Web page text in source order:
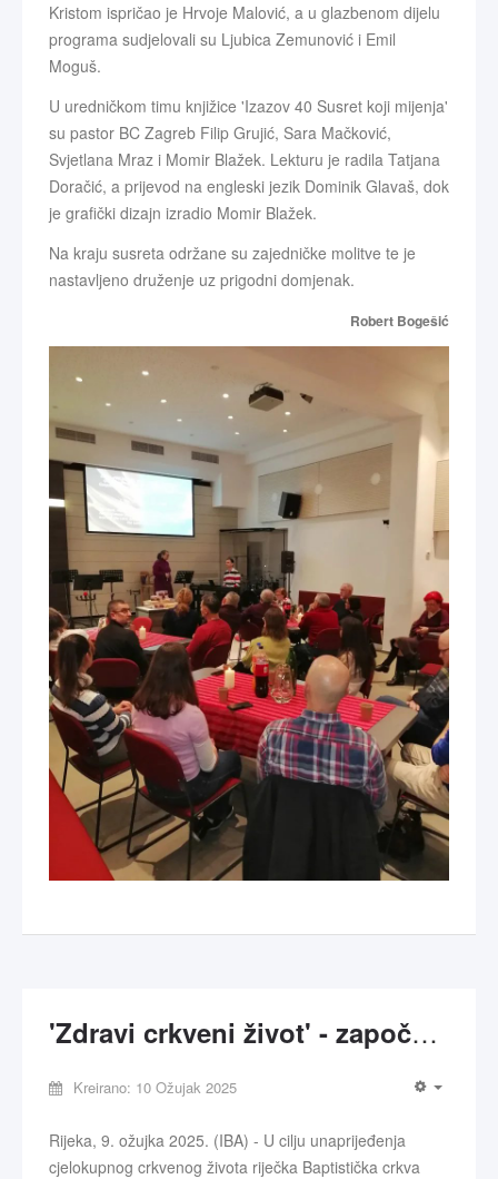
Kristom ispričao je Hrvoje Malović, a u glazbenom dijelu
programa sudjelovali su Ljubica Zemunović i Emil
Moguš.
U uredničkom timu knjižice 'Izazov 40 Susret koji mijenja'
su pastor BC Zagreb Filip Grujić, Sara Mačković,
Svjetlana Mraz i Momir Blažek. Lekturu je radila Tatjana
Doračić, a prijevod na engleski jezik Dominik Glavaš, dok
je grafički dizajn izradio Momir Blažek.
Na kraju susreta održane su zajedničke molitve te je
nastavljeno druženje uz prigodni domjenak.
Robert Bogešić
'Zdravi crkveni život' - započeo niz seminara u Rijeci
Kreirano: 10 Ožujak 2025
Rijeka, 9. ožujka 2025. (IBA) - U cilju unaprijeđenja
cjelokupnog crkvenog života riječka Baptistička crkva